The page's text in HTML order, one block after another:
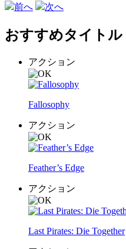
前へ
次へ
おすすめタイトル
アクション
Fallosophy
アクション
Feather’s Edge
アクション
Last Pirates: Die Together